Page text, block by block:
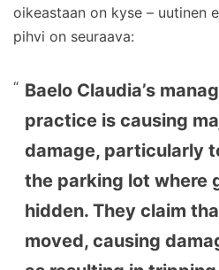
oikeastaan on kyse – uutinen
pihvi on seuraava:
Baelo Claudia’s
practice is causing
damage, particularly
the parking lot where
hidden. They claim
moved, causing